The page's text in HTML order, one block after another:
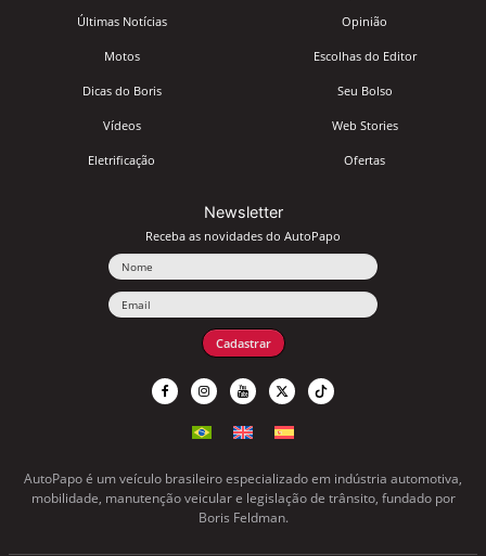
Últimas Notícias
Motos
Dicas do Boris
Vídeos
Eletrificação
Opinião
Escolhas do Editor
Seu Bolso
Web Stories
Ofertas
Newsletter
Receba as novidades do AutoPapo
Cadastrar
AutoPapo é um veículo brasileiro especializado em indústria automotiva,
mobilidade, manutenção veicular e legislação de trânsito, fundado por
Boris Feldman.